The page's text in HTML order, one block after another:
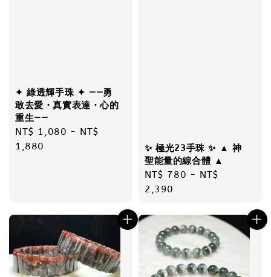
✦ 綠透輝手珠 ✦ ——勇
敢去愛・真實表達・心的
重生——
Regular
price
NT$ 1,080 - NT$
1,880
✨ 極光23手珠 ✨ ▲ 神
聖能量的綜合體 ▲
Regular
price
NT$ 780 - NT$
2,390